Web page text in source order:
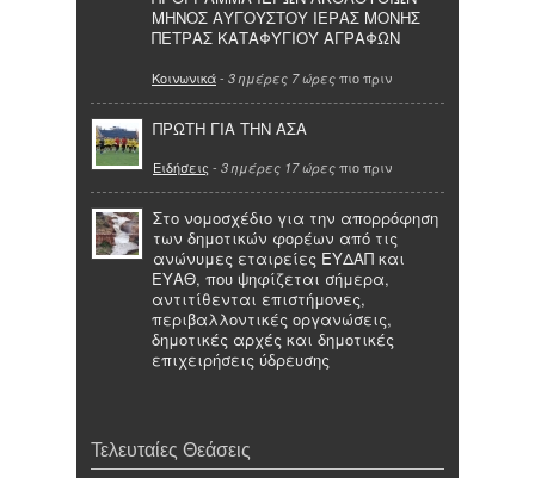
ΜΗΝΟΣ ΑΥΓΟΥΣΤΟΥ ΙΕΡΑΣ ΜΟΝΗΣ
ΠΕΤΡΑΣ ΚΑΤΑΦΥΓΙΟΥ ΑΓΡΑΦΩΝ
Κοινωνικά- 3 ημέρες 7 ώρες πιο πριν
ΠΡΩΤΗ ΓΙΑ ΤΗΝ ΑΣΑ
Ειδήσεις - 3 ημέρες 17 ώρες πιο πριν
Στο νομοσχέδιο για την απορρόφηση
των δημοτικών φορέων από τις
ανώνυμες εταιρείες ΕΥΔΑΠ και
ΕΥΑΘ, που ψηφίζεται σήμερα,
αντιτίθενται επιστήμονες,
περιβαλλοντικές οργανώσεις,
δημοτικές αρχές και δημοτικές
επιχειρήσεις ύδρευσης
Τελευταίες Θεάσεις